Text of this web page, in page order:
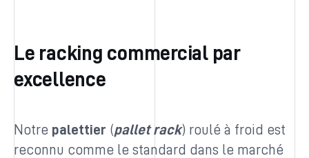
Le racking commercial par
excellence
Notre palettier (pallet rack) roulé à froid est
reconnu comme le standard dans le marché